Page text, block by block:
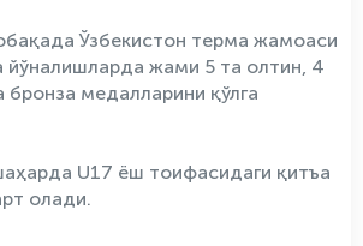
Ўзбекистон терма жамоаси
йўналишларда жами 5 та олтин, 4
бронза медалларини қўлга
U17 ёш тоифасидаги қитъа
олади.